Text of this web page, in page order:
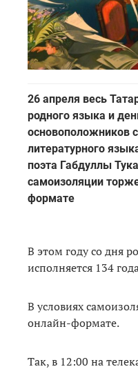
26 апреля весь
родного языка и
основоположников
литературного
поэта Габдуллы
самоизоляции
формате
В этом году со дня
исполняется 134
В условиях
онлайн-формате.
Так, в 12:00 на